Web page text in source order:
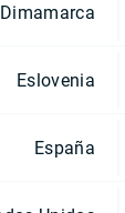
Dimamarca
Eslovenia
España